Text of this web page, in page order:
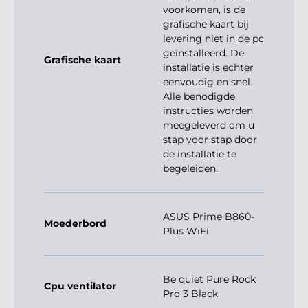
Grafische kaart
voorkomen, is de
grafische kaart bij
levering niet in de pc
geïnstalleerd. De
installatie is echter
eenvoudig en snel.
Alle benodigde
instructies worden
meegeleverd om u
stap voor stap door
de installatie te
begeleiden.
Moederbord
ASUS Prime B860-
Plus WiFi
Cpu ventilator
Be quiet Pure Rock
Pro 3 Black